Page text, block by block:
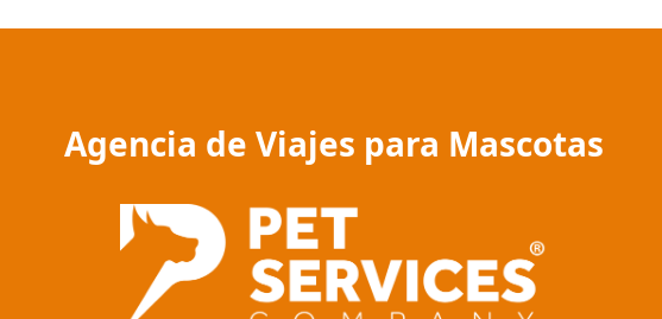
Agencia de Viajes para Mascotas